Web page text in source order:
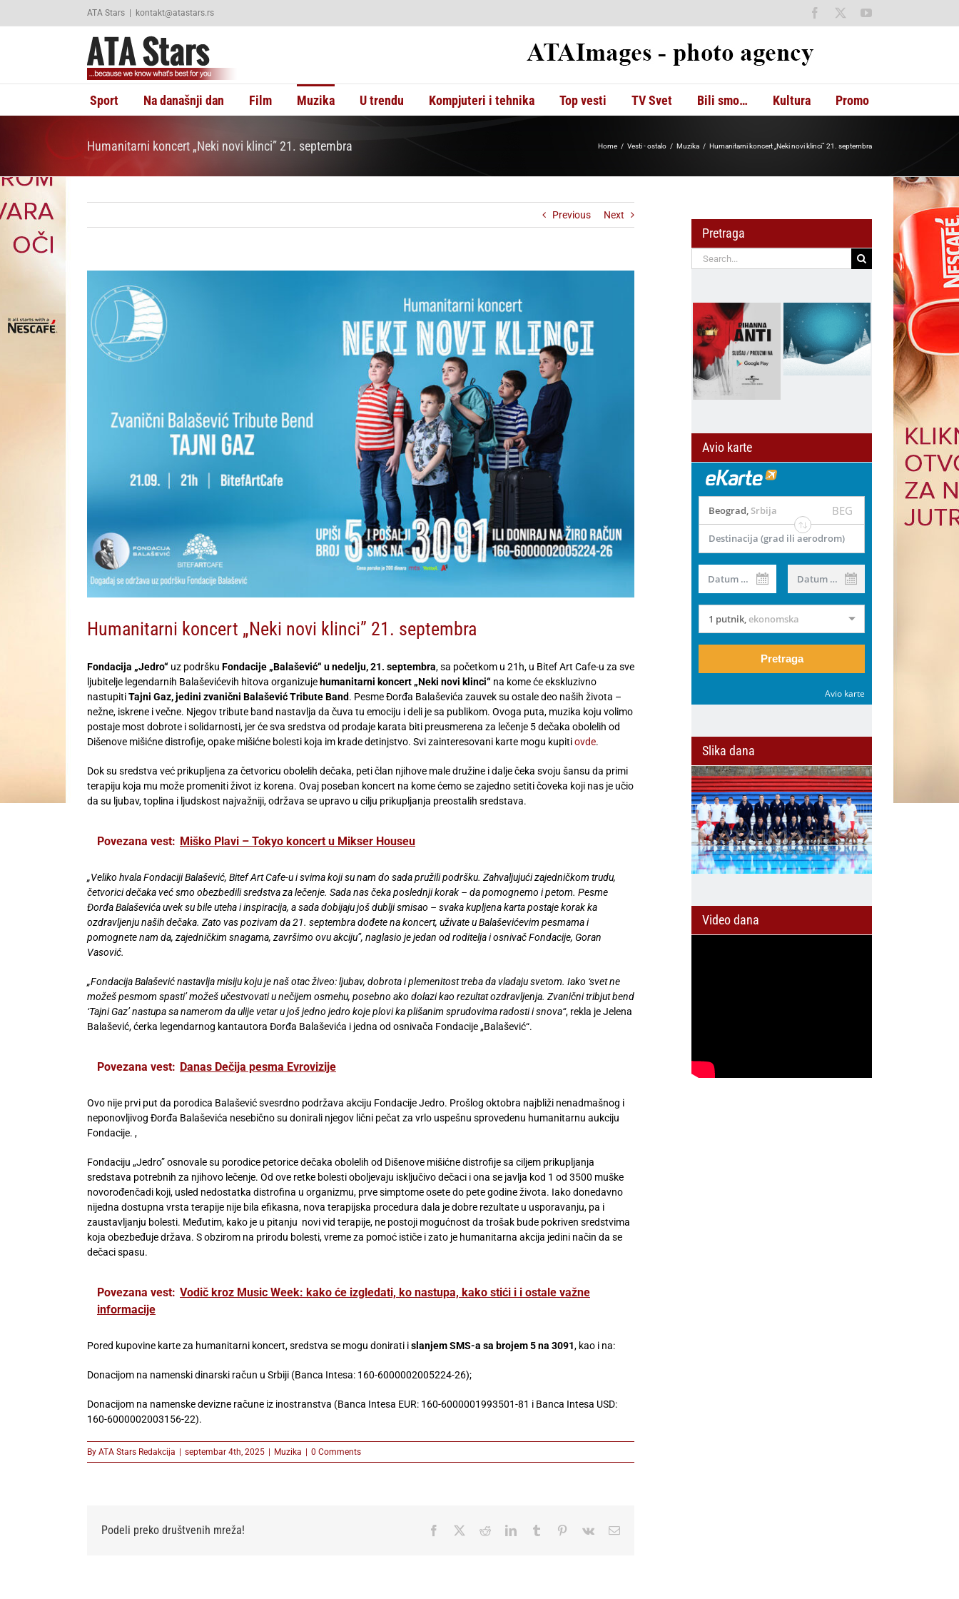
ATA Stars | kontakt@atastars.rs Facebook YouTube
Sport Na današnji dan Film Muzika U trendu Kompjuteri i tehnika Top vesti TV Svet Bili smo… Kultura Promo
Humanitarni koncert „Neki novi klinci” 21. septembra Home Vesti - ostalo Muzika Humanitarni koncert „Neki novi klinci” 21. septembra
Previous Next
Larger
Image
Humanitarni koncert „Neki novi klinci” 21. septembra
Fondacija „Jedro“ uz podršku Fondacije „Balašević“ u nedelju, 21. septembra, sa početkom u 21h, u Bitef Art Cafe-u za sve
ljubitelje legendarnih Balaševićevih hitova organizuje humanitarni koncert „Neki novi klinci“ na kome će ekskluzivno
nastupitiTajni Gaz, jedini zvanični Balašević Tribute Band. Pesme Đorđa Balaševića zauvek su ostale deo naših života –
nežne, iskrene i večne. Njegov tribute band nastavlja da čuva tu emociju i deli je sa publikom. Ovoga puta, muzika koju volimo
postaje most dobrote i solidarnosti, jer će sva sredstva od prodaje karata biti preusmerena za lečenje 5 dečaka obolelih od
Dišenove mišićne distrofije, opake mišićne bolesti koja im krade detinjstvo. Svi zainteresovani karte mogu kupitiovde.
Dok su sredstva već prikupljena za četvoricu obolelih dečaka, peti član njihove male družine i dalje čeka svoju šansu da primi
terapiju koja mu može promeniti život iz korena. Ovaj poseban koncert na kome ćemo se zajedno setiti čoveka koji nas je učio
da su ljubav, toplina i ljudskost najvažniji, održava se upravo u cilju prikupljanja preostalih sredstava.
Povezana vest: Miško Plavi – Tokyo koncert u Mikser Houseu
„Veliko hvala Fondaciji Balašević, Bitef Art Cafe-u i svima koji su nam do sada pružili podršku. Zahvaljujući zajedničkom trudu,
četvorici dečaka već smo obezbedili sredstva za lečenje. Sada nas čeka poslednji korak – da pomognemo i petom. Pesme
Đorđa Balaševića uvek su bile uteha i inspiracija, a sada dobijaju još dublji smisao – svaka kupljena karta postaje korak ka
ozdravljenju naših dečaka. Zato vas pozivam da 21. septembra dođete na koncert, uživate u Balaševićevim pesmama i
pomognete nam da, zajedničkim snagama, završimo ovu akciju”, naglasio je jedan od roditelja i osnivač Fondacije, Goran
Vasović.
„Fondacija Balašević nastavlja misiju koju je naš otac živeo: ljubav, dobrota i plemenitost treba da vladaju svetom. Iako ‘svet ne
možeš pesmom spasti’ možeš učestvovati u nečijem osmehu, posebno ako dolazi kao rezultat ozdravljenja. Zvanični tribjut bend
‘Tajni Gaz’ nastupa sa namerom da ulije vetar u još jedno jedro koje plovi ka plišanim sprudovima radosti i snova“, rekla je Jelena
Balašević, ćerka legendarnog kantautora Đorđa Balaševića i jedna od osnivača Fondacije „Balašević“.
Povezana vest: Danas Dečija pesma Evrovizije
Ovo nije prvi put da porodica Balašević svesrdno podržava akciju Fondacije Jedro. Prošlog oktobra najbliži nenadmašnog i
neponovljivog Đorđa Balaševića nesebično su donirali njegov lični pečat za vrlo uspešnu sprovedenu humanitarnu aukciju
Fondacije. ,
Fondaciju „Jedro” osnovale su porodice petorice dečaka obolelih od Dišenove mišićne distrofije sa ciljem prikupljanja
sredstava potrebnih za njihovo lečenje. Od ove retke bolesti oboljevaju isključivo dečaci i ona se javlja kod 1 od 3500 muške
novorođenčadi koji, usled nedostatka distrofina u organizmu, prve simptome osete do pete godine života. Iako donedavno
nijedna dostupna vrsta terapije nije bila efikasna, nova terapijska procedura dala je dobre rezultate u usporavanju, pa i
zaustavljanju bolesti. Međutim, kako je u pitanju novi vid terapije, ne postoji mogućnost da trošak bude pokriven sredstvima
koja obezbeđuje država. S obzirom na prirodu bolesti, vreme za pomoć ističe i zato je humanitarna akcija jedini način da se
dečaci spasu.
Povezana vest: Vodič kroz Music Week: kako će izgledati, ko nastupa, kako stići i i ostale važne
informacije
Pored kupovine karte za humanitarni koncert, sredstva se mogu donirati islanjem SMS-a sa brojem 5 na 3091, kao i na:
Donacijom na namenski dinarski račun u Srbiji (Banca Intesa: 160-6000002005224-26);
Donacijom na namenske devizne račune iz inostranstva (Banca Intesa EUR: 160-6000001993501-81 i Banca Intesa USD:
160-6000002003156-22).
By ATA Stars Redakcija | septembar 4th, 2025 | Muzika | 0 Comments
Podeli preko društvenih mreža! Facebook RedditLinkedInTumblr Pinterest
Vk Email
Pretraga
Search
for:
Avio karte
Beograd, Srbija BEG
Destinacija (grad ili aerodrom)
Datum od Datum do
1 putnik,ekonomska
Pretraga
Avio karte
Slika dana
Video dana